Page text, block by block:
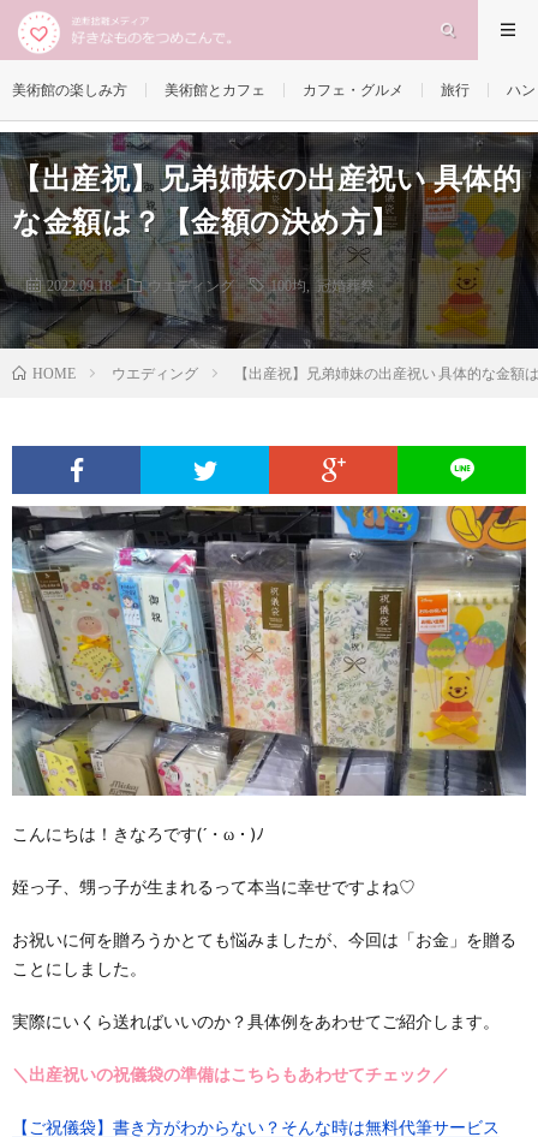
美術館の楽しみ方 美術館とカフェ カフェ・グルメ 旅行 ハ
【出産祝】兄弟姉妹の出産祝い 具体的
な金額は？【金額の決め方】
2022.09.18 ウエディング 100均 冠婚葬祭
HOME ウエディング 【出産祝】兄弟姉妹の出産祝い 具体的な金額
こんにちは！きなろです(´・ω・)ﾉ
姪っ子、甥っ子が生まれるって本当に幸せですよね♡
お祝いに何を贈ろうかとても悩みましたが、今回は「お金」を贈る
ことにしました。
実際にいくら送ればいいのか？具体例をあわせてご紹介します。
＼出産祝いの祝儀袋の準備はこちらもあわせてチェック／
【ご祝儀袋】書き方がわからない？そんな時は無料代筆サービス